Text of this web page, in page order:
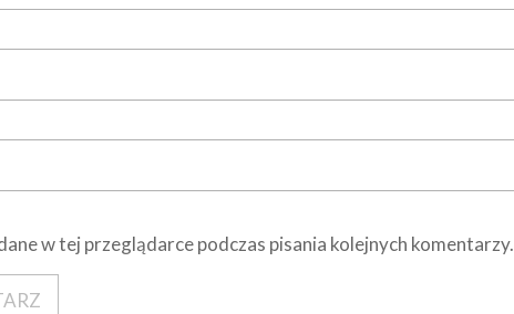
w tej przeglądarce podczas pisania kolejnych komentarzy.